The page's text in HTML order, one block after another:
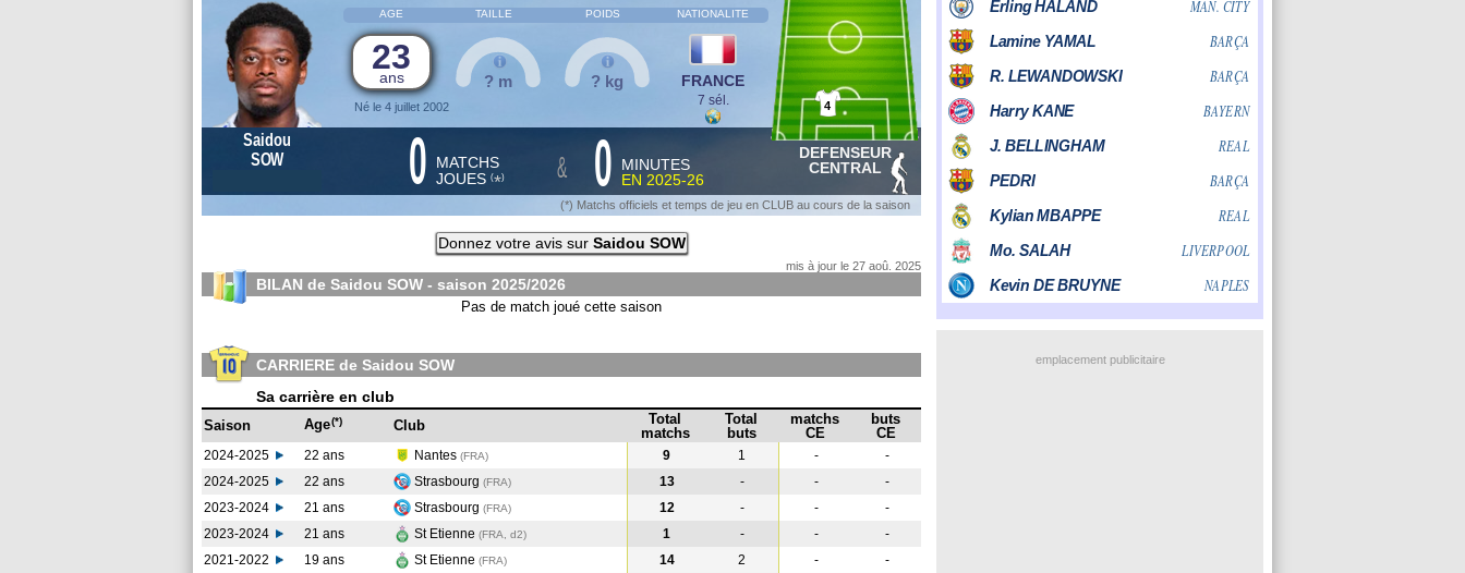
AGE TAILLE POIDS NATIONALITE
23
ans
Né le 4 juillet 2002
? m ? kg FRANCE
7 sél. 4
Saidou
SOW
0 MATCHS
JOUES (*) & 0
MINUTES
EN 2025-26
DEFENSEUR
CENTRAL
(*) Matchs officiels et temps de jeu en CLUB au cours de la saison
Donnez votre avis sur Saidou SOW
mis à jour le 27 aoû. 2025
BILAN de Saidou SOW - saison 2025/2026
Pas de match joué cette saison
CARRIERE de Saidou SOW
Sa carrière en club
Saison Age(*) Club
Total
matchs
Total
buts
matchs
CE
buts
CE
2024-2025 22 ans Nantes (FRA) 9 1 -
-
2024-2025
22 ans Strasbourg (FRA) 13 - -
-
2023-2024
21 ans Strasbourg (FRA) 12 - -
-
2023-2024
21 ans St Etienne (FRA, d2) 1 - -
-
2021-2022
19 ans St Etienne (FRA) 14 2 -
-
emplacement publicitaire